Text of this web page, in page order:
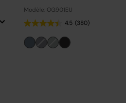
Modèle: OG901EU
4.5 (380)